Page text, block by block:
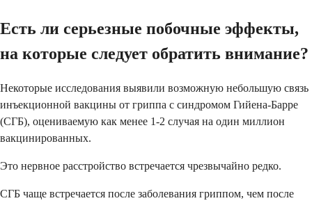
Есть ли серьезные побочные эффекты,
на которые следует обратить внимание?
Некоторые исследования выявили возможную небольшую связь
инъекционной вакцины от гриппа с синдромом Гийена-Барре
(СГБ), оцениваемую как менее 1-2 случая на один миллион
вакцинированных.
Это нервное расстройство встречается чрезвычайно редко.
СГБ чаще встречается после заболевания гриппом, чем после